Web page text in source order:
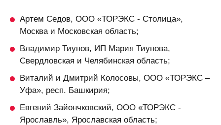
Артем Седов, ООО «ТОРЭКС - Столица»,
Москва и Московская область;
Владимир Тиунов, ИП Мария Тиунова,
Свердловская и Челябинская область;
Виталий и Дмитрий Колосовы, ООО «ТОРЭКС –
Уфа», респ. Башкирия;
Евгений Зайончковский, ООО «ТОРЭКС -
Ярославль», Ярославская область;